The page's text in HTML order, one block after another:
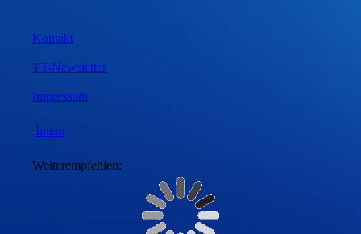
Kontakt
TT-Newsletter
Impressum
Intern
Weiterempfehlen: